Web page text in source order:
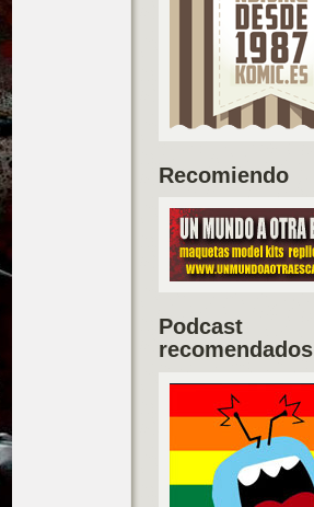
Recomiendo
Podcast
recomendados